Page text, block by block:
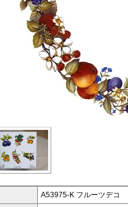
A53975-K フルーツデコ